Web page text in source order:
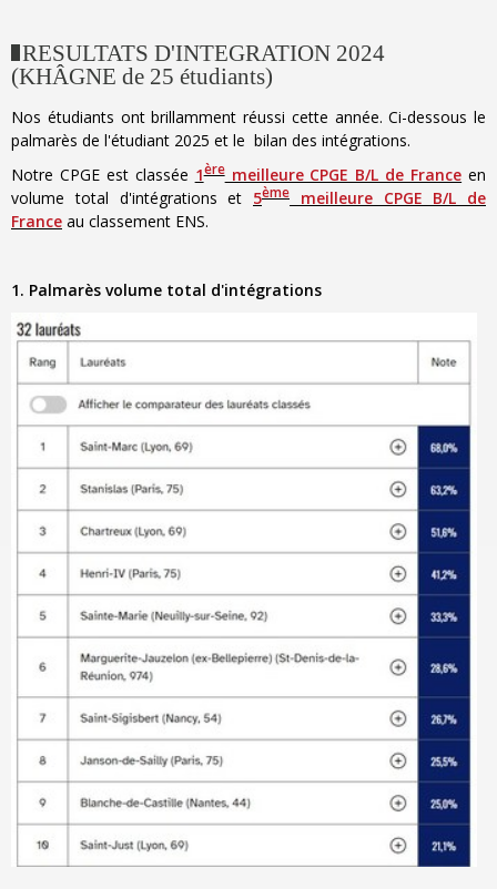
RESULTATS D'INTEGRATION 2024
(KHÂGNE de 25 étudiants)
Nos étudiants ont brillamment réussi cette année. Ci-dessous le
palmarès de l'étudiant 2025 et le bilan des intégrations.
Notre CPGE est classée 1èremeilleure CPGE B/L de France en
volume total d'intégrations et 5ème
meilleure CPGE B/L de
France au classement ENS.
1. Palmarès volume total d'intégrations